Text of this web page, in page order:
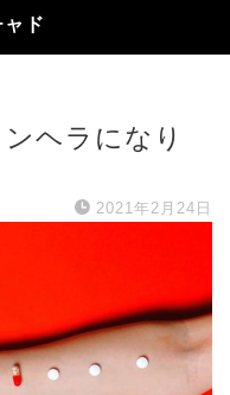
ド
ヘラになり
2021年2月24日